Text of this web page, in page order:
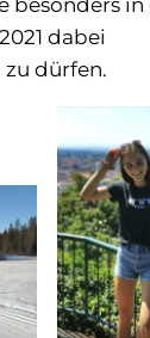
besonders in
dabei
dürfen.